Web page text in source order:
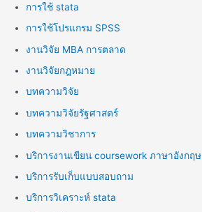
การใช้ stata
การใช้โปรแกรม SPSS
งานวิจัย MBA การตลาด
งานวิจัยกฎหมาย
บทความวิจัย
บทความวิจัยรัฐศาสตร์
บทความวิชาการ
บริการงานเขียน coursework ภาษาอังกฤษ
บริการรับเก็บแบบสอบถาม
บริการวิเคราะห์ stata